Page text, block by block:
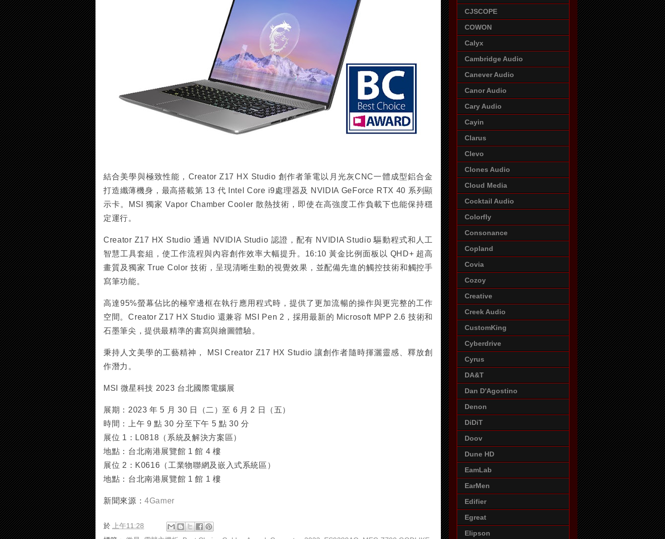
結合美學與極致性能，Creator Z17 HX Studio 創作者筆電以月光灰CNC一體成型鋁合金
打造纖薄機身，最高搭載第 13 代 Intel Core i9處理器及 NVIDIA GeForce RTX 40 系列顯
示卡。MSI 獨家 Vapor Chamber Cooler 散熱技術，即使在高強度工作負載下也能保持穩
定運行。
Creator Z17 HX Studio 通過 NVIDIA Studio 認證，配有 NVIDIA Studio 驅動程式和人工
智慧工具套組，使工作流程與內容創作效率大幅提升。16:10 黃金比例面板以 QHD+ 超高
畫質及獨家 True Color 技術，呈現清晰生動的視覺效果，並配備先進的觸控技術和觸控手
寫筆功能。
高達95%螢幕佔比的極窄邊框在執行應用程式時，提供了更加流暢的操作與更完整的工作
空間。Creator Z17 HX Studio 還兼容 MSI Pen 2，採用最新的 Microsoft MPP 2.6 技術和
石墨筆尖，提供最精準的書寫與繪圖體驗。
秉持人文美學的工藝精神， MSI Creator Z17 HX Studio 讓創作者隨時揮灑靈感、釋放創
作潛力。
MSI 微星科技 2023 台北國際電腦展
展期：2023 年 5 月 30 日（二）至 6 月 2 日（五）
時間：上午 9 點 30 分至下午 5 點 30 分
展位 1：L0818（系統及解決方案區）
地點：台北南港展覽館 1 館 4 樓
展位 2：K0616（工業物聯網及嵌入式系統區）
地點：台北南港展覽館 1 館 1 樓
新聞來源：4Gamer
於 上午11:28
CJSCOPE
COWON
Calyx
Cambridge Audio
Canever Audio
Canor Audio
Cary Audio
Cayin
Clarus
Clevo
Clones Audio
Cloud Media
Cocktail Audio
Colorfly
Consonance
Copland
Covia
Cozoy
Creative
Creek Audio
CustomKing
Cyberdrive
Cyrus
DA&T
Dan D'Agostino
Denon
DiDiT
Doov
Dune HD
EamLab
EarMen
Edifier
Egreat
Elipson